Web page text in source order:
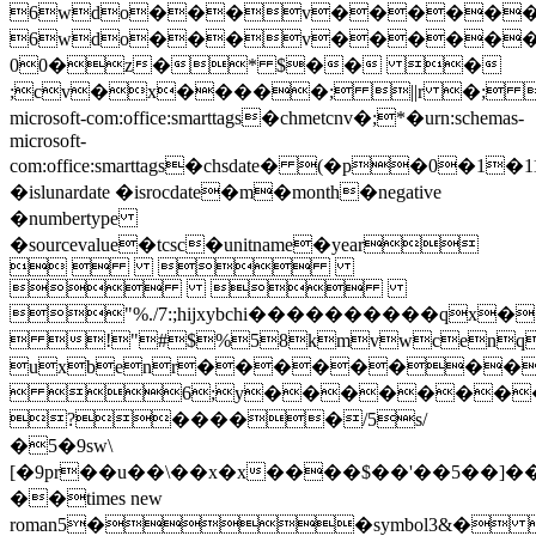
00�z�* $�� �
;cv�x�����; ||r �;
microsoft-com:office:smarttags�chmetcnv�;*�urn:schemas-
microsoft-
com:office:smarttags�chsdate�
�islunardate �isrocdate�m�month�negative
�numbertype
�sourcevalue�tcsc�unitname�year
  
 
"%./
 

?�����/5s/
�5�9sw\
[�9pr��u��\��x�x
��times new